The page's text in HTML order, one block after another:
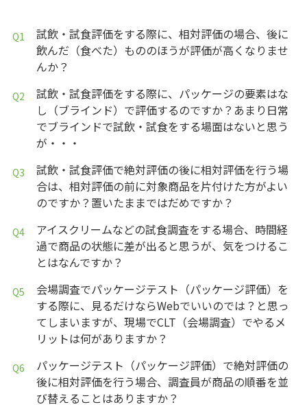
試飲・試食評価をする際に、相対評価の場合、後に
飲んだ（食べた）もののほうが評価が高くなりませ
んか？
試飲・試食評価をする際に、パッケージの要素はな
し（ブラインド）で評価するのですか？あまり日常
でブラインドで試飲・試食をする場面はないと思う
が・・・
試飲・試食評価で絶対評価の後に相対評価を行う場
合は、相対評価の前に対象商品を片付けた方がよい
のですか？置いたままではだめですか？
アイスクリームなどの試食調査をする場合、時間経
過で商品の状態に差が出ると思うが、気をつけるこ
とはなんですか？
会場調査でパッケージテスト（パッケージ評価）を
する際に、見るだけならWebでいいのでは？と思っ
てしまいますが、現場でCLT（会場調査）でやるメ
リットは何がありますか？
パッケージテスト（パッケージ評価）で絶対評価の
後に相対評価を行う場合、調査員が商品の順番を並
び替えることはありますか？